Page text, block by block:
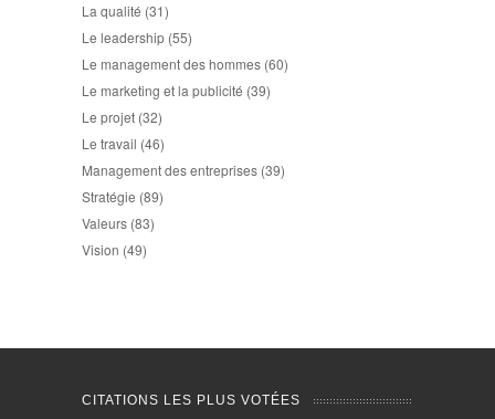
La qualité (31)
Le leadership (55)
Le management des hommes (60)
Le marketing et la publicité (39)
Le projet (32)
Le travail (46)
Management des entreprises (39)
Stratégie (89)
Valeurs (83)
Vision (49)
CITATIONS LES PLUS VOTÉES